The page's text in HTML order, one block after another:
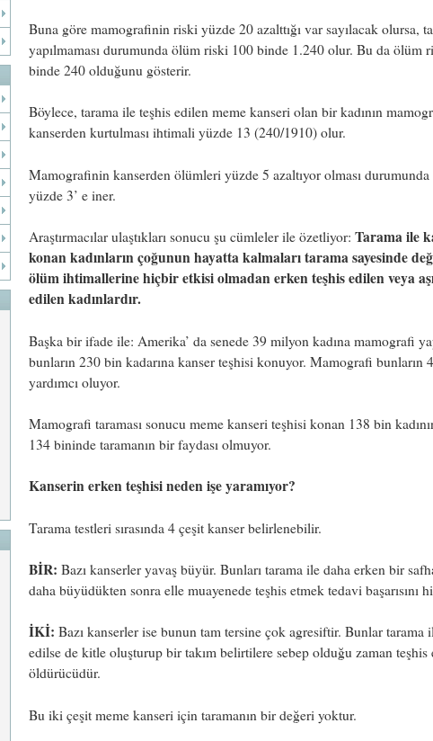
Buna göre mamografinin riski yüzde 20 azalttığı var sayılacak olursa,
yapılmaması durumunda ölüm riski 100 binde 1.240 olur. Bu da ölüm
binde 240 olduğunu gösterir.
Böylece, tarama ile teşhis edilen meme kanseri olan bir kadının
kanserden kurtulması ihtimali yüzde 13 (240/1910) olur.
Mamografinin kanserden ölümleri yüzde 5 azaltıyor olması
yüzde 3’ e iner.
Araştırmacılar ulaştıkları sonucu şu cümleler ile özetliyor: Tarama ile
konan kadınların çoğunun hayatta kalmaları tarama sayesinde
ölüm ihtimallerine hiçbir etkisi olmadan erken teşhis edilen veya
edilen kadınlardır.
Başka bir ifade ile: Amerika’ da senede 39 milyon kadına mamografi
bunların 230 bin kadarına kanser teşhisi konuyor. Mamografi bunların
yardımcı oluyor.
Mamografi taraması sonucu meme kanseri teşhisi konan 138 bin
134 bininde taramanın bir faydası olmuyor.
Kanserin erken teşhisi neden işe yaramıyor?
Tarama testleri sırasında 4 çeşit kanser belirlenebilir.
BİR: Bazı kanserler yavaş büyür. Bunları tarama ile daha erken bir
daha büyüdükten sonra elle muayenede teşhis etmek tedavi başarısını
İKİ: Bazı kanserler ise bunun tam tersine çok agresiftir. Bunlar tarama
edilse de kitle oluşturup bir takım belirtilere sebep olduğu zaman teşhis
öldürücüdür.
Bu iki çeşit meme kanseri için taramanın bir değeri yoktur.